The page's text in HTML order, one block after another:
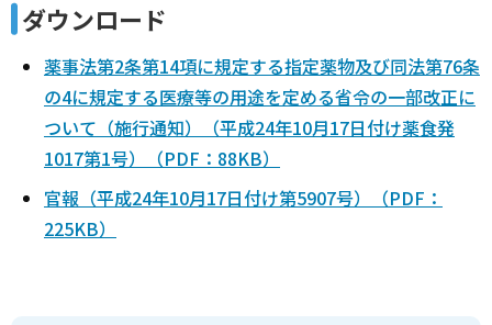
ダウンロード
薬事法第2条第14項に規定する指定薬物及び同法第76条
の4に規定する医療等の用途を定める省令の一部改正に
ついて（施行通知）（平成24年10月17日付け薬食発
1017第1号）（PDF：88KB）
官報（平成24年10月17日付け第5907号）（PDF：
225KB）